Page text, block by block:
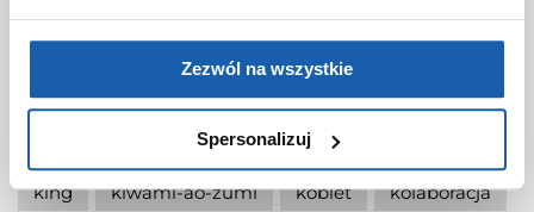
Zezwól na wszystkie
Spersonalizuj
jak zmienić czas w zegarku g-shock?
jaki g-shock wybrać
jaki zegarek damski kupić
jaki zegarek g-shock wybrać
jaki zegarek wybrać
kermit
king
kiwami-ao-zumi kobiet
kolaboracja